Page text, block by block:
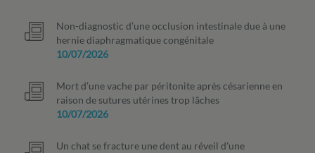
Non-diagnostic d’une occlusion intestinale due à une
hernie diaphragmatique congénitale
10/07/2026
Mort d’une vache par péritonite après césarienne en
raison de sutures utérines trop lâches
10/07/2026
Un chat se fracture une dent au réveil d'une